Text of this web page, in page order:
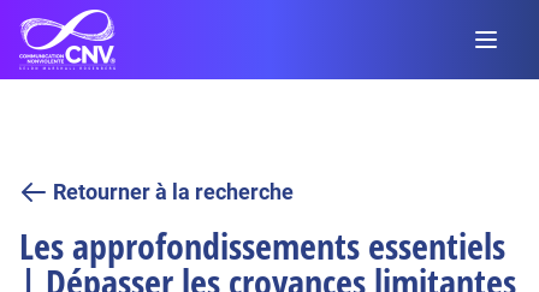
Retourner à la recherche
Les approfondissements essentiels
| Dépasser les croyances limitantes